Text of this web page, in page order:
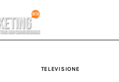
TELEVISIONE